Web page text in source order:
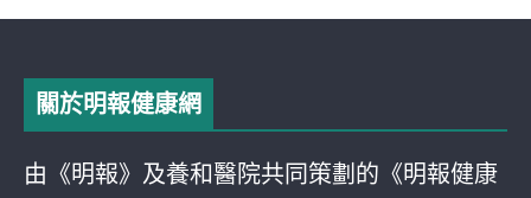
關於明報健康網
由《明報》及養和醫院共同策劃的《明報健康